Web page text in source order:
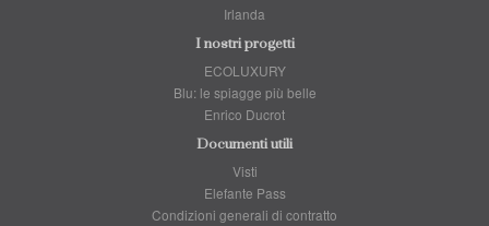
Irlanda
I nostri progetti
ECOLUXURY
Blu: le spiagge più belle
Enrico Ducrot
Documenti utili
Visti
Elefante Pass
Condizioni generali di contratto